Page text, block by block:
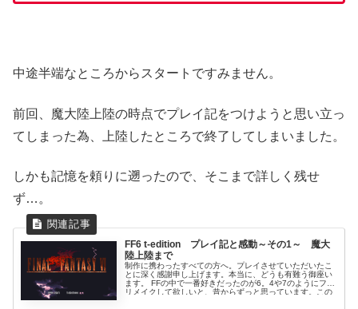
中途半端なところからスタートですみません。
前回、魔大陸上陸の時点でプレイ記をつけようと思い立っ
てしまった為、上陸したところで終了してしまいました。
しかも記憶を頼りに遡ったので、そこまで詳しく残せ
ず…。
FF6 t-edition プレイ記と感動～その1～ 魔大
陸上陸まで
制作に携わったすべての方へ。プレイさせていただいたこ
とに深く感謝申し上げます。本当に、どうも有難う御座い
ます。 FFの中で一番好きだったのが6。4や7のようにフル
リメイクして欲しいと、昔からずっと思っています。この